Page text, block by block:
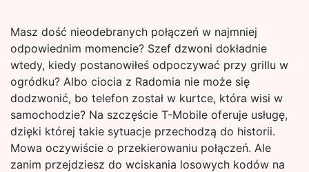
Masz dość nieodebranych połączeń w najmniej
odpowiednim momencie? Szef dzwoni dokładnie
wtedy, kiedy postanowiłeś odpoczywać przy grillu w
ogródku? Albo ciocia z Radomia nie może się
dodzwonić, bo telefon został w kurtce, która wisi w
samochodzie? Na szczęście T-Mobile oferuje usługę,
dzięki której takie sytuacje przechodzą do historii.
Mowa oczywiście o przekierowaniu połączeń. Ale
zanim przejdziesz do wciskania losowych kodów na